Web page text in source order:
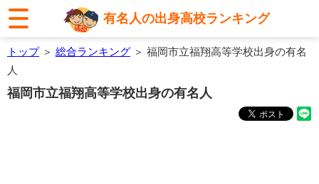
有名人の出身高校ランキング
トップ＞ 総合ランキング ＞ 福岡市立福翔高等学校出身の有名
人
福岡市立福翔高等学校出身の有名人